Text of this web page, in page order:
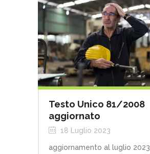
Testo Unico 81/2008
aggiornato
18 Luglio 2023
aggiornamento al luglio 2023